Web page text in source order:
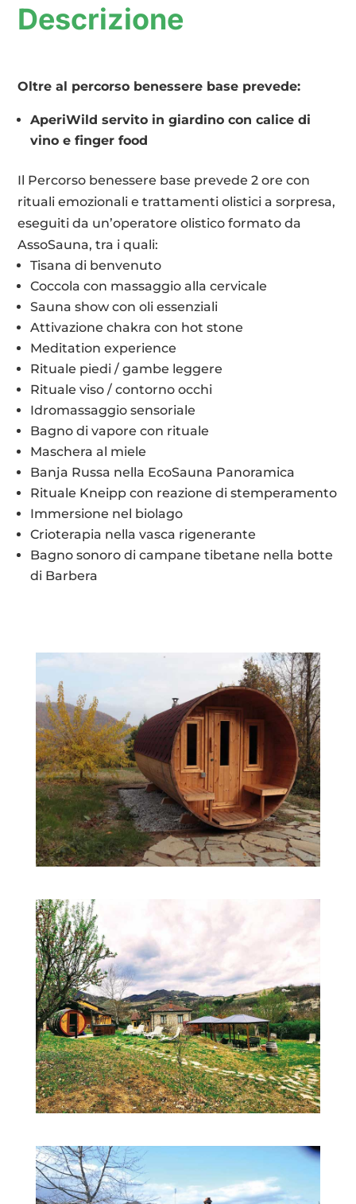
Descrizione
Oltre al percorso benessere base prevede:
AperiWild servito in giardino con calice di
vino e finger food
Il Percorso benessere base prevede 2 ore con
rituali emozionali e trattamenti olistici a sorpresa,
eseguiti da un’operatore olistico formato da
AssoSauna, tra i quali:
Tisana di benvenuto
Coccola con massaggio alla cervicale
Sauna show con oli essenziali
Attivazione chakra con hot stone
Meditation experience
Rituale piedi / gambe leggere
Rituale viso / contorno occhi
Idromassaggio sensoriale
Bagno di vapore con rituale
Maschera al miele
Banja Russa nella EcoSauna Panoramica
Rituale Kneipp con reazione di stemperamento
Immersione nel biolago
Crioterapia nella vasca rigenerante
Bagno sonoro di campane tibetane nella botte
di Barbera